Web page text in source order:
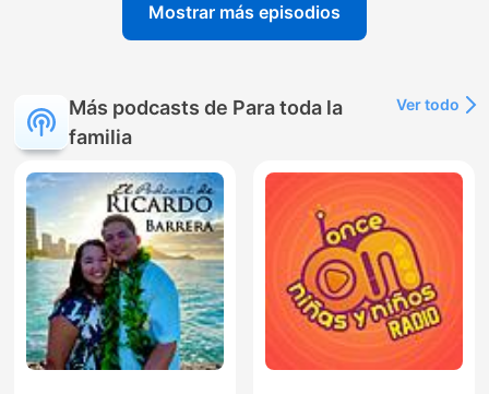
Mostrar más episodios
Más podcasts de Para toda la
familia
Ver todo